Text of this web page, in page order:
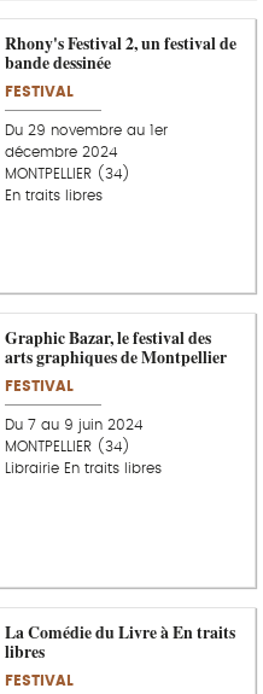
Rhony's Festival 2, un festival de
bande dessinée
FESTIVAL
Du 29 novembre au 1er
décembre 2024
MONTPELLIER (34)
En traits libres
Graphic Bazar, le festival des
arts graphiques de Montpellier
FESTIVAL
Du 7 au 9 juin 2024
MONTPELLIER (34)
Librairie En traits libres
La Comédie du Livre à En traits
libres
FESTIVAL